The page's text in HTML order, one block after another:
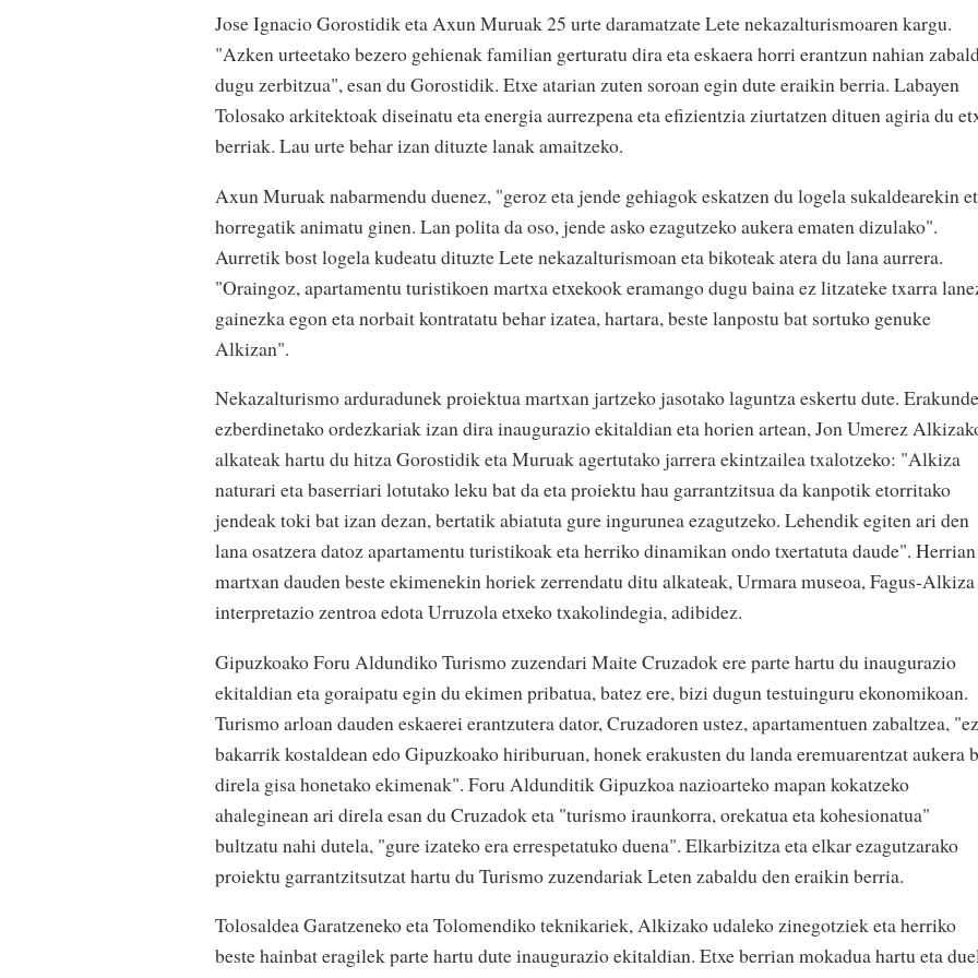
Jose Ignacio Gorostidik eta Axun Muruak 25 urte daramatzate Lete nekazalturismoaren kargu.
"Azken urteetako bezero gehienak familian gerturatu dira eta eskaera horri erantzun nahian
dugu zerbitzua", esan du Gorostidik. Etxe atarian zuten soroan egin dute eraikin berria. Labayen
Tolosako arkitektoak diseinatu eta energia aurrezpena eta efizientzia ziurtatzen dituen agiria du
berriak. Lau urte behar izan dituzte lanak amaitzeko.
Axun Muruak nabarmendu duenez, "geroz eta jende gehiagok eskatzen du logela sukaldearekin
horregatik animatu ginen. Lan polita da oso, jende asko ezagutzeko aukera ematen dizulako".
Aurretik bost logela kudeatu dituzte Lete nekazalturismoan eta bikoteak atera du lana aurrera.
"Oraingoz, apartamentu turistikoen martxa etxekook eramango dugu baina ez litzateke txarra
gainezka egon eta norbait kontratatu behar izatea, hartara, beste lanpostu bat sortuko genuke
Alkizan".
Nekazalturismo arduradunek proiektua martxan jartzeko jasotako laguntza eskertu dute. Erakunde
ezberdinetako ordezkariak izan dira inaugurazio ekitaldian eta horien artean, Jon Umerez
alkateak hartu du hitza Gorostidik eta Muruak agertutako jarrera ekintzailea txalotzeko: "Alkiza
naturari eta baserriari lotutako leku bat da eta proiektu hau garrantzitsua da kanpotik etorritako
jendeak toki bat izan dezan, bertatik abiatuta gure ingurunea ezagutzeko. Lehendik egiten ari den
lana osatzera datoz apartamentu turistikoak eta herriko dinamikan ondo txertatuta daude". Herrian
martxan dauden beste ekimenekin horiek zerrendatu ditu alkateak, Urmara museoa, Fagus-Alkiza
interpretazio zentroa edota Urruzola etxeko txakolindegia, adibidez.
Gipuzkoako Foru Aldundiko Turismo zuzendari Maite Cruzadok ere parte hartu du inaugurazio
ekitaldian eta goraipatu egin du ekimen pribatua, batez ere, bizi dugun testuinguru ekonomikoan.
Turismo arloan dauden eskaerei erantzutera dator, Cruzadoren ustez, apartamentuen zabaltzea, "ez
bakarrik kostaldean edo Gipuzkoako hiriburuan, honek erakusten du landa eremuarentzat aukera
direla gisa honetako ekimenak". Foru Aldunditik Gipuzkoa nazioarteko mapan kokatzeko
ahaleginean ari direla esan du Cruzadok eta "turismo iraunkorra, orekatua eta kohesionatua"
bultzatu nahi dutela, "gure izateko era errespetatuko duena". Elkarbizitza eta elkar ezagutzarako
proiektu garrantzitsutzat hartu du Turismo zuzendariak Leten zabaldu den eraikin berria.
Tolosaldea Garatzeneko eta Tolomendiko teknikariek, Alkizako udaleko zinegotziek eta herriko
beste hainbat eragilek parte hartu dute inaugurazio ekitaldian. Etxe berrian mokadua hartu eta